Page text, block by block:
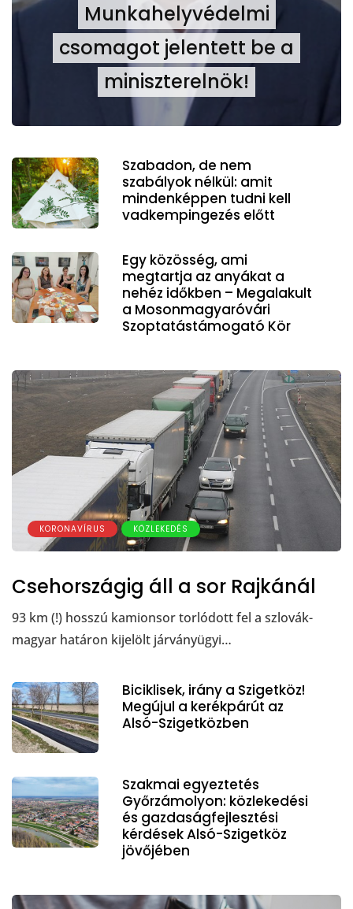
Munkahelyvédelmi
csomagot jelentett be a
miniszterelnök!
Szabadon, de nem
szabályok nélkül: amit
mindenképpen tudni kell
vadkempingezés előtt
Egy közösség, ami
megtartja az anyákat a
nehéz időkben – Megalakult
a Mosonmagyaróvári
Szoptatástámogató Kör
KORONAVÍRUS KÖZLEKEDÉS
Csehországig áll a sor Rajkánál
93 km (!) hosszú kamionsor torlódott fel a szlovák-
magyar határon kijelölt járványügyi…
Biciklisek, irány a Szigetköz!
Megújul a kerékpárút az
Alsó-Szigetközben
Szakmai egyeztetés
Győrzámolyon: közlekedési
és gazdaságfejlesztési
kérdések Alsó-Szigetköz
jövőjében